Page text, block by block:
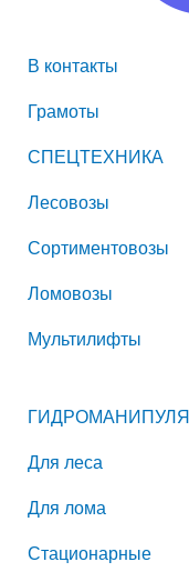
В контакты
Грамоты
СПЕЦТЕХНИКА
Лесовозы
Сортиментовозы
Ломовозы
Мультилифты
Для леса
Для лома
Стационарные